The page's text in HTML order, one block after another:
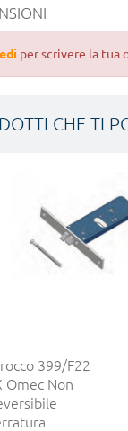
per scrivere la tua
CHE TI
399/F22
Omec Non